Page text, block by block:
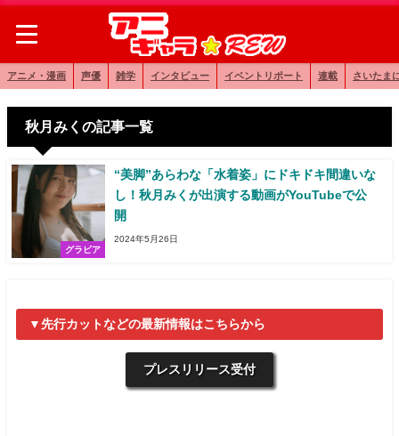
アニメ・漫画 声優 雑学 インタビュー イベントリポート 連載 さいたま
秋月みくの記事一覧
グラビア
“美脚”あらわな「水着姿」にドキドキ間違いな
し！秋月みくが出演する動画がYouTubeで公
開
2024年5月26日
▼先行カットなどの最新情報はこちらから
プレスリリース受付